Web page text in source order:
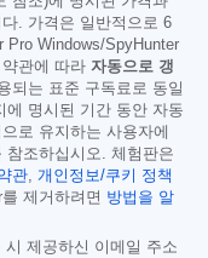
. 가격은 일반적으로 6
Pro Windows/SpyHunter
관에 따라 자동으로 갱
되는 표준 구독료로 동일
에 명시된 기간 동안 자동
로 유지하는 사용자에
참조하십시오. 체험판은
관
개인정보/쿠키 정책
제거하려면 방법을 알
제공하신 이메일 주소